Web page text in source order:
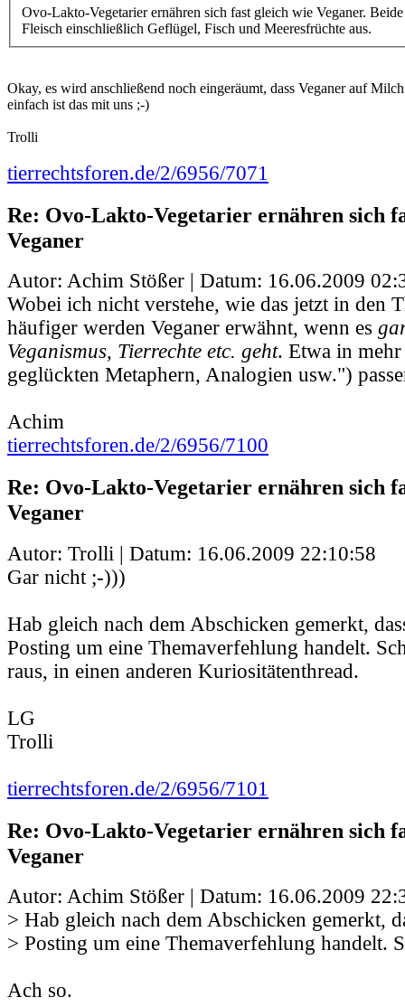
Ovo-Lakto-Vegetarier ernähren sich fast gleich wie Veganer.
Fleisch einschließlich Geflügel, Fisch und Meeresfrüchte aus.
Okay, es wird anschließend noch eingeräumt, dass Veganer auf
einfach ist das mit uns ;-)
Trolli
tierrechtsforen.de/2/6956/7071
Re: Ovo-Lakto-Vegetarier ernähren sich
Veganer
Autor: Achim Stößer | Datum: 16.06.2009
Wobei ich nicht verstehe, wie das jetzt in den
häufiger werden Veganer erwähnt, wenn es
Veganismus, Tierrechte etc. geht. Etwa in
geglückten Metaphern, Analogien usw.")
Achim
tierrechtsforen.de/2/6956/7100
Re: Ovo-Lakto-Vegetarier ernähren sich
Veganer
Autor: Trolli | Datum: 16.06.2009 22:10:58
Gar nicht ;-)))
Hab gleich nach dem Abschicken gemerkt,
Posting um eine Themaverfehlung handelt.
raus, in einen anderen Kuriositätenthread.
LG
Trolli
tierrechtsforen.de/2/6956/7101
Re: Ovo-Lakto-Vegetarier ernähren sich
Veganer
Autor: Achim Stößer | Datum: 16.06.2009
> Hab gleich nach dem Abschicken gemerkt,
> Posting um eine Themaverfehlung handelt.
Ach so.